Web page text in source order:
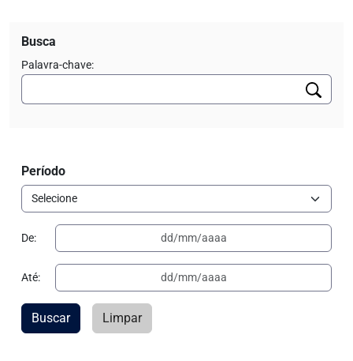
Busca
Palavra-chave:
Período
De:
Até:
Buscar Limpar